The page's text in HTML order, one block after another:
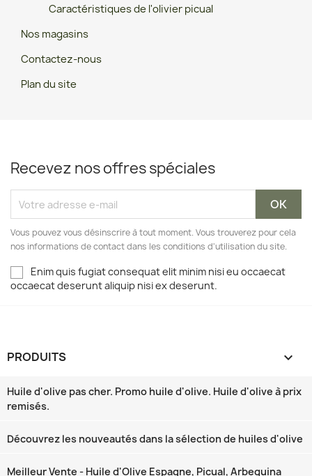
Caractéristiques de l'olivier picual
Nos magasins
Contactez-nous
Plan du site
Recevez nos offres spéciales
Vous pouvez vous désinscrire à tout moment. Vous trouverez pour cela
nos informations de contact dans les conditions d'utilisation du site.
Enim quis fugiat consequat elit minim nisi eu occaecat
occaecat deserunt aliquip nisi ex deserunt.
PRODUITS 
Huile d'olive pas cher. Promo huile d'olive. Huile d'olive à prix
remisés.
Découvrez les nouveautés dans la sélection de huiles d'olive
Meilleur Vente - Huile d'Olive Espagne, Picual, Arbequina